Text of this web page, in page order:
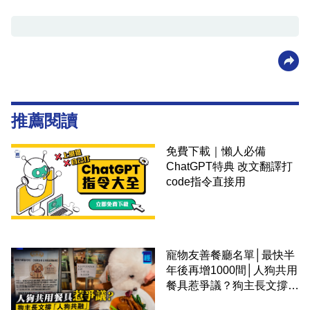
推薦閱讀
免費下載｜懶人必備
ChatGPT特典 改文翻譯打
code指令直接用
寵物友善餐廳名單│最快半
年後再增1000間│人狗共用
餐具惹爭議？狗主長文撐